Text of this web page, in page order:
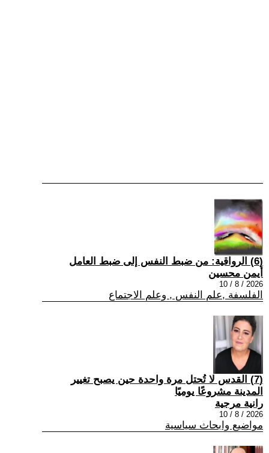
(6) الرواقية: من ضبط النفس إلى ضبط العامل
أيمن محسين
2026 / 8 / 10
الفلسفة ,علم النفس , وعلم الاجتماع
(7) القدس لا تُحتل مرة واحدة حين يصبح تغيير
المدينة مشروعًا يوميًا
رانية مرجية
2026 / 8 / 10
مواضيع وابحاث سياسية